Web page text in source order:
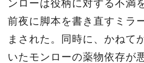
ンローは役柄に対する不満
前夜に脚本を書き直すミラ
まされた。同時に、かねて
いたモンローの薬物依存が